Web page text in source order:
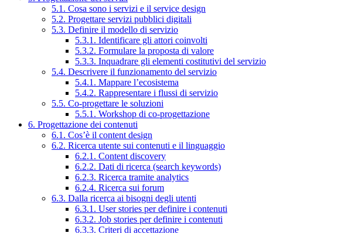
5.1. Cosa sono i servizi e il service design
5.2. Progettare servizi pubblici digitali
5.3. Definire il modello di servizio
5.3.1. Identificare gli attori coinvolti
5.3.2. Formulare la proposta di valore
5.3.3. Inquadrare gli elementi costitutivi del servizio
5.4. Descrivere il funzionamento del servizio
5.4.1. Mappare l’ecosistema
5.4.2. Rappresentare i flussi di servizio
5.5. Co-progettare le soluzioni
5.5.1. Workshop di co-progettazione
6. Progettazione dei contenuti
6.1. Cos’è il content design
6.2. Ricerca utente sui contenuti e il linguaggio
6.2.1. Content discovery
6.2.2. Dati di ricerca (search keywords)
6.2.3. Ricerca tramite analytics
6.2.4. Ricerca sui forum
6.3. Dalla ricerca ai bisogni degli utenti
6.3.1. User stories per definire i contenuti
6.3.2. Job stories per definire i contenuti
6.3.3. Criteri di accettazione